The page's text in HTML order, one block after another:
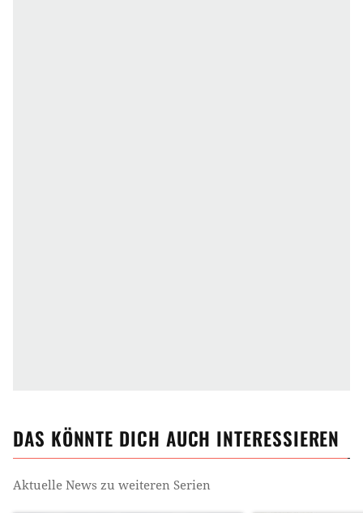
DAS KÖNNTE DICH AUCH INTERESSIEREN
Aktuelle News zu weiteren Serien